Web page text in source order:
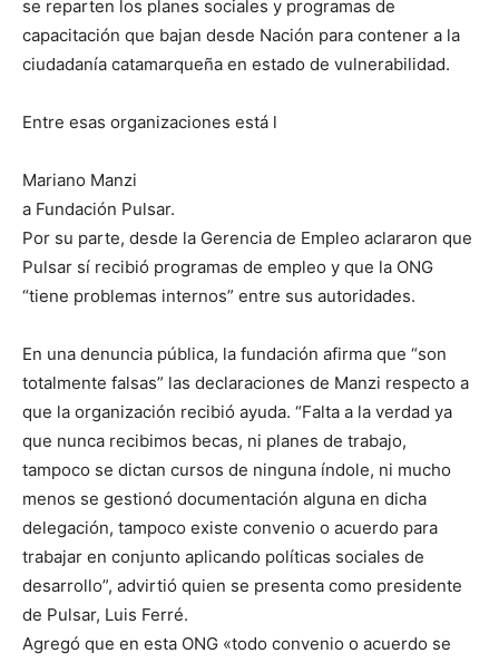
se reparten los planes sociales y programas de
capacitación que bajan desde Nación para contener a la
ciudadanía catamarqueña en estado de vulnerabilidad.
Entre esas organizaciones está l
Mariano Manzi
a Fundación Pulsar.
Por su parte, desde la Gerencia de Empleo aclararon que
Pulsar sí recibió programas de empleo y que la ONG
“tiene problemas internos” entre sus autoridades.
En una denuncia pública, la fundación afirma que “son
totalmente falsas” las declaraciones de Manzi respecto a
que la organización recibió ayuda. “Falta a la verdad ya
que nunca recibimos becas, ni planes de trabajo,
tampoco se dictan cursos de ninguna índole, ni mucho
menos se gestionó documentación alguna en dicha
delegación, tampoco existe convenio o acuerdo para
trabajar en conjunto aplicando políticas sociales de
desarrollo”, advirtió quien se presenta como presidente
de Pulsar, Luis Ferré.
Agregó que en esta ONG «todo convenio o acuerdo se